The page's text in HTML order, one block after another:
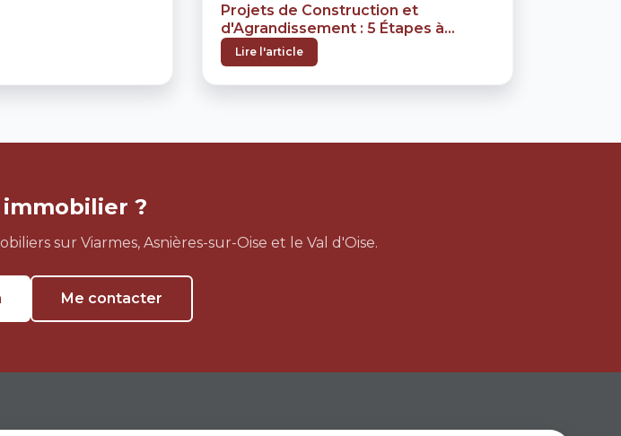
Projets de Construction et
d'Agrandissement : 5 Étapes à
Suivre
Lire l'article
?
sur Viarmes, Asnières-sur-Oise et le Val d'Oise.
Me contacter